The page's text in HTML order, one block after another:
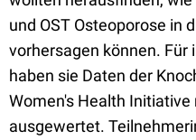
und OST Osteoporose in
vorhersagen können. Für
haben sie Daten der
Women's Health Initiative
ausgewertet.